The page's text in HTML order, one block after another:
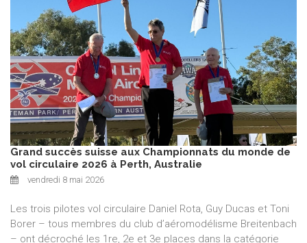
Grand succès suisse aux Championnats du monde de
vol circulaire 2026 à Perth, Australie
vendredi 8 mai 2026
Les trois pilotes vol circulaire Daniel Rota, Guy Ducas et Toni
Borer – tous membres du club d’aéromodélisme Breitenbach
– ont décroché les 1re, 2e et 3e places dans la catégorie